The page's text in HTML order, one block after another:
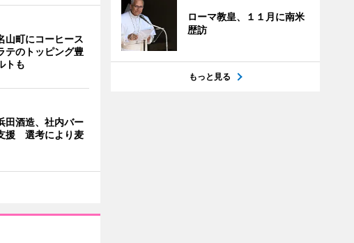
山町にコーヒース
のトッピング豊
トも
田酒造、社内バー
援 選考により麦
ローマ教皇、１１月に南米
歴訪
もっと見る